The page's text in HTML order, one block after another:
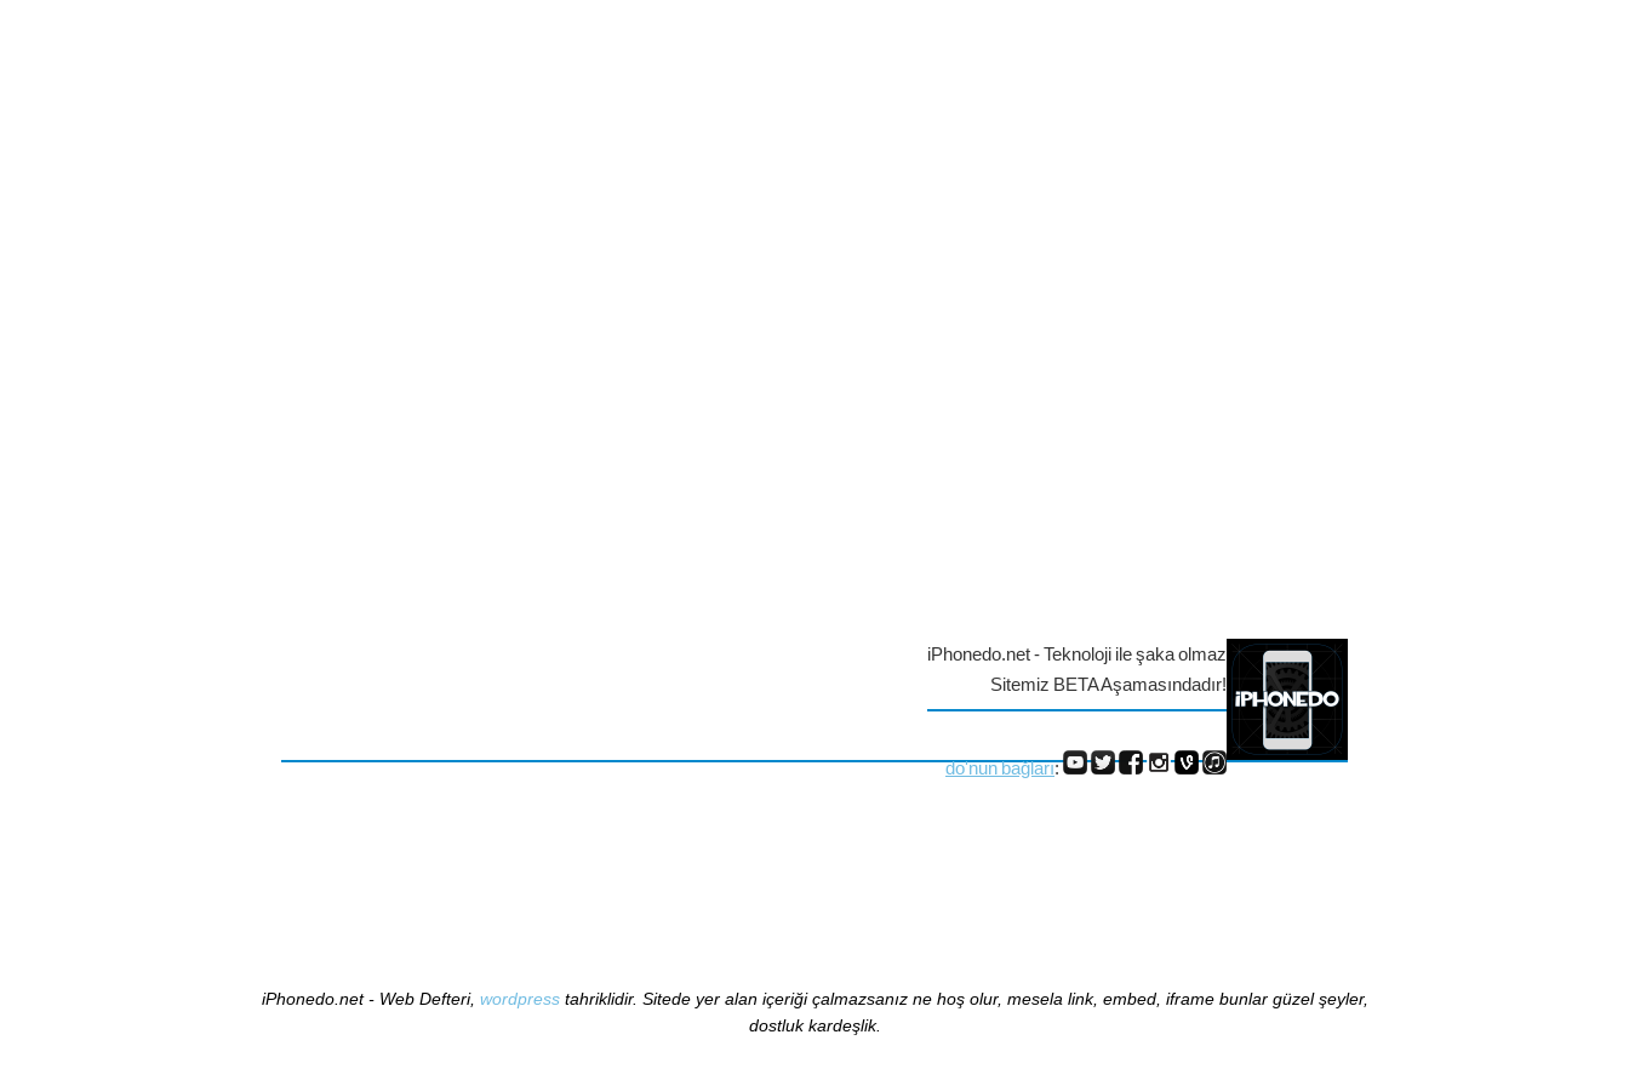
iPhonedo.net - Teknoloji ile şaka olmaz
Sitemiz BETA Aşamasındadır!
do'nun bağları:
iPhonedo.net - Web Defteri, wordpresstahriklidir. Sitede yer alan içeriği çalmazsanız ne hoş olur, mesela link, embed, iframe bunlar güzel şeyler,
dostluk kardeşlik.